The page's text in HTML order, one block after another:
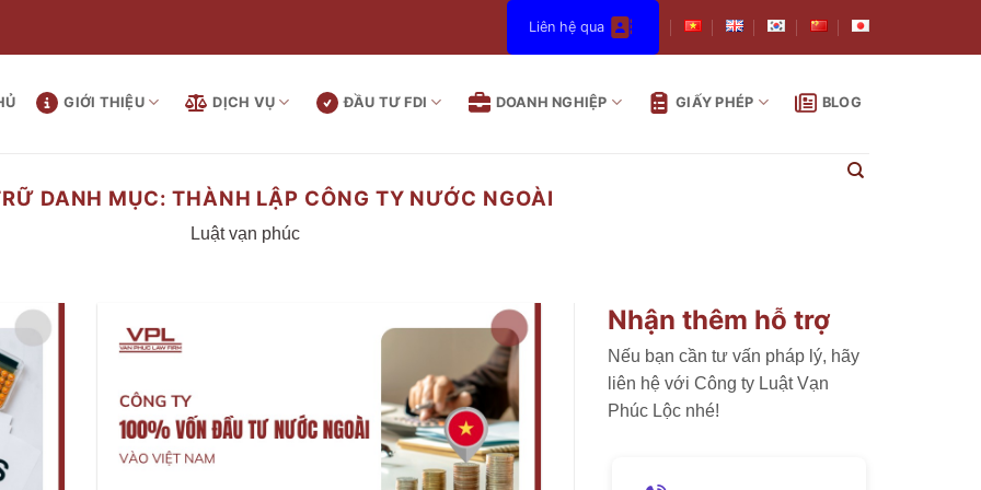
Liên hệ qua
GIỚI THIỆU DỊCH VỤ ĐẦU TƯ FDI DOANH NGHIỆP GIẤY PHÉP BLOG
DANH MỤC: THÀNH LẬP CÔNG TY NƯỚC NGOÀI
Luật vạn phúc
Nhận thêm hỗ trợ
Nếu bạn cần tư vấn pháp lý, hãy
liên hệ với Công ty Luật Vạn
Phúc Lộc nhé!